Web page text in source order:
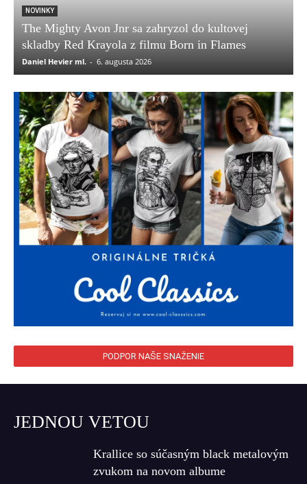
NOVINKY
The Mighty Avon Jnr sa zahryzol do kultovej
skladby Red Krayola z filmu Born in Flames
Daniel Hevier ml. - 6. augusta 2026
PODPOR NAŠE SNAŽENIE
JEDNOU VETOU
Krallice so súčasným black metalovým
zvukom na novom albume